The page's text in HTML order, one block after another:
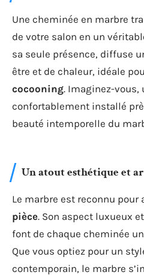
Une cheminée en marbre
de votre salon en un
sa seule présence, diffuse
être et de chaleur, idéale
cocooning. Imaginez-vous,
confortablement installé
beauté intemporelle du
Un atout esthétique et
Le marbre est reconnu pour
pièce. Son aspect luxueux
font de chaque cheminée
Que vous optiez pour un
contemporain, le marbre